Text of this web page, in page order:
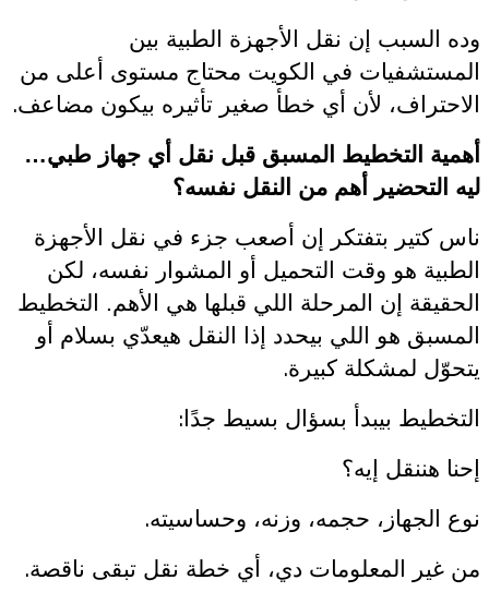
وده السبب إن نقل الأجهزة الطبية بين
المستشفيات في الكويت محتاج مستوى أعلى من
الاحتراف، لأن أي خطأ صغير تأثيره بيكون مضاعف.
أهمية التخطيط المسبق قبل نقل أي جهاز طبي…
ليه التحضير أهم من النقل نفسه؟
ناس كتير بتفتكر إن أصعب جزء في نقل الأجهزة
الطبية هو وقت التحميل أو المشوار نفسه، لكن
الحقيقة إن المرحلة اللي قبلها هي الأهم. التخطيط
المسبق هو اللي بيحدد إذا النقل هيعدّي بسلام أو
يتحوّل لمشكلة كبيرة.
التخطيط بيبدأ بسؤال بسيط جدًا :
إحنا هننقل إيه؟
نوع الجهاز، حجمه، وزنه، وحساسيته.
من غير المعلومات دي، أي خطة نقل تبقى ناقصة.